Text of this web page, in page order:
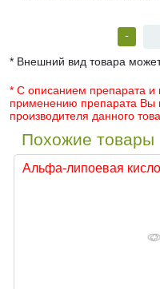
-
* Внешний вид товара
* С описанием препарата и
применению препарата Вы
производителя данного
Похожие товары
Альфа-липоевая